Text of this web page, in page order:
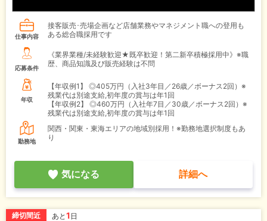
仕事内容
接客販売･売場企画など店舗業務やマネジメント職への登用も
ある総合職採用です
応募条件
《業界業種/未経験歓迎★既卒歓迎！第二新卒積極採用中》※職
歴、商品知識及び販売経験は不問
年収
【年収例1】
◎405万円（入社3年目／26歳／ボーナス2回）※
残業代は別途支給,初年度の賞与は年1回
【年収例2】
◎460万円（入社年7目／30歳／ボーナス2回）※
残業代は別途支給,初年度の賞与は年1回
勤務地
関西・関東・東海エリアの地域別採用！※勤務地選択制度もあ
り
気になる 詳細へ
締切間近 あと 1 日